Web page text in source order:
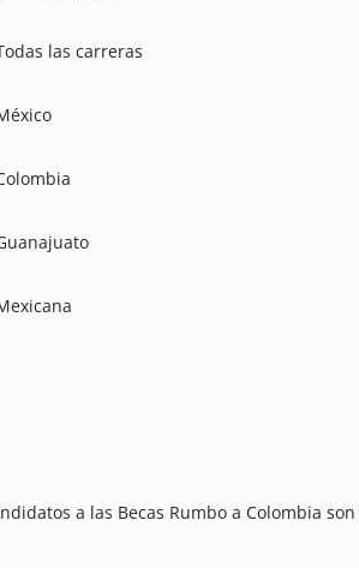
las carreras
a las Becas Rumbo a Colombia